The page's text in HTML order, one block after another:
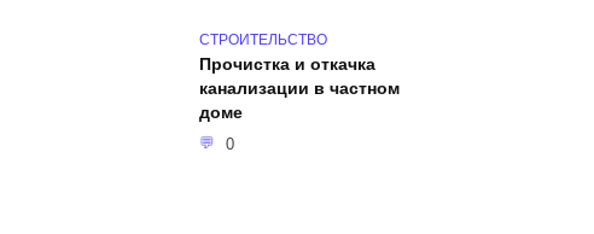
СТРОИТЕЛЬСТВО
Прочистка и откачка
канализации в частном
доме
0